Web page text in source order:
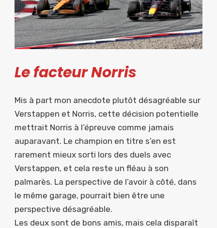
Le facteur Norris
Mis à part mon anecdote plutôt désagréable sur
Verstappen et Norris, cette décision potentielle
mettrait Norris à l’épreuve comme jamais
auparavant. Le champion en titre s’en est
rarement mieux sorti lors des duels avec
Verstappen, et cela reste un fléau à son
palmarès. La perspective de l’avoir à côté, dans
le même garage, pourrait bien être une
perspective désagréable.
Les deux sont de bons amis, mais cela disparaît